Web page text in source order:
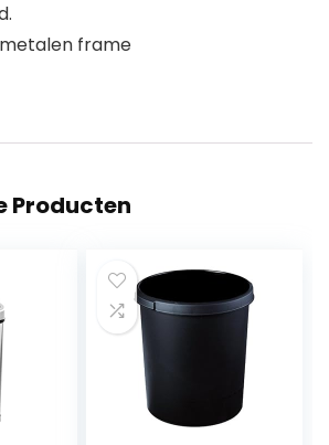
frame
Producten